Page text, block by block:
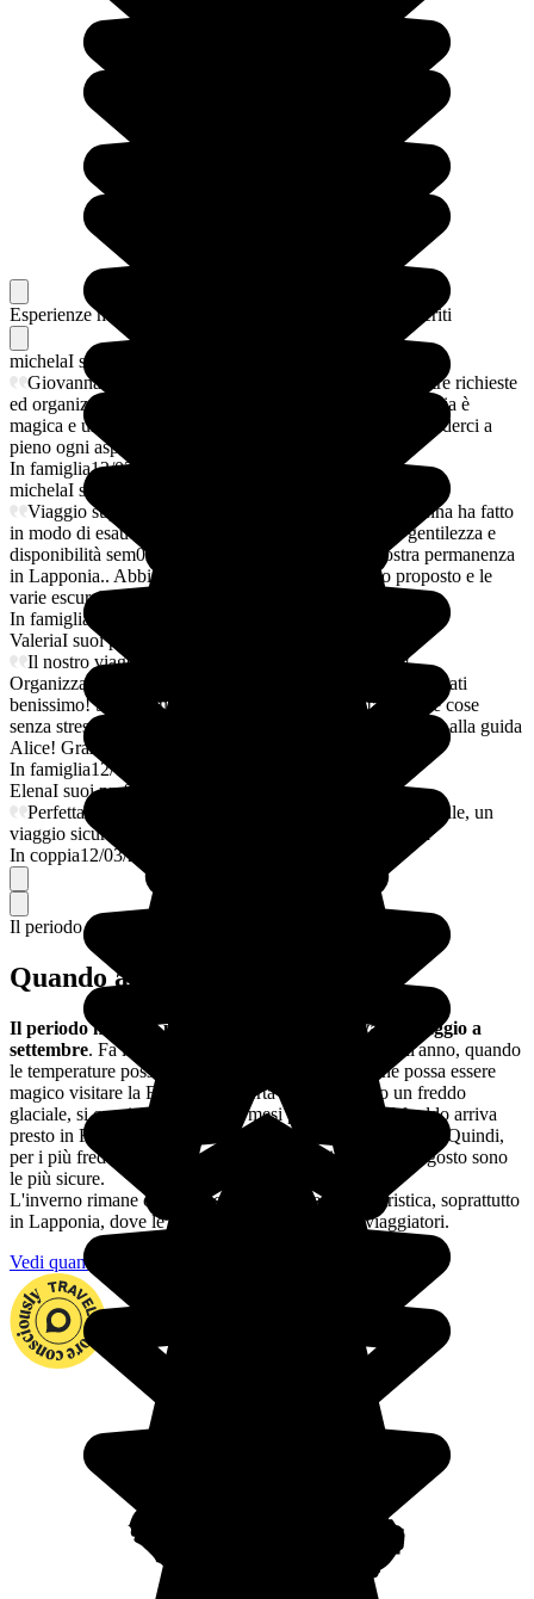
Esperienze memorabili Dai nostri viaggiatori, i loro preferiti
michelaI suoi preferiti
Giovanna è stata fantastica ha assecondato tutte le nostre richieste
ed organizzato il tour come ci immaginavamo. La Finlandia è
magica e un'ottima organizzazione ha fatto in modo da goderci a
pieno ogni aspetto.
In famiglia12/03/2026
michelaI suoi preferiti
Viaggio super organizzato in ogni suo aspetto, Giovanna ha fatto
in modo di esaudire ogni nostra richiesta sempre con gentilezza e
disponibilità sem0re disponibile anche dirante la nostra permanenza
in Lapponia.. Abbiamo apprezzato molto l'alloggio proposto e le
varie escursioni. Super consigliata
In famiglia
ValeriaI suoi preferiti
Il nostro viaggio a Rovaniemi è stato meraviglioso!
Organizzazione perfetta, dall’inizio alla fine! Ci siamo trovati
benissimo! Siamo riusciti in solo 4 giorni a fare tantissime cose
senza stress! Menzione speciale si Paesaggi meravigliosi e alla guida
Alice! Grazie Federica!
In famiglia12/03/2025
ElenaI suoi preferiti
Perfetta organizzazione, ottimi alloggi e staff professionale, un
viaggio sicuramente consigliato sotto tutti i punti di vista
In coppia12/03/2025
Il periodo migliore per partire
Quando andare in Finlandia?
Il periodo migliore per visitare la Finlandia va da maggio a
settembre. Fa infatti meno freddo rispetto al resto dell'anno, quando
le temperature possono essere molto basse. Sebbene possa essere
magico visitare la Finlandia coperta di neve e sotto un freddo
glaciale, si consiglia di evitare i mesi più freddi. E il freddo arriva
presto in Finlandia: l'autunno inizia a partire da settembre. Quindi,
per i più freddolosi, le temperature dei mesi di luglio e agosto sono
le più sicure.
L'inverno rimane comunque una stagione molto turistica, soprattutto
in Lapponia, dove le aurore boreali incantano i viaggiatori.
Vedi quando partire